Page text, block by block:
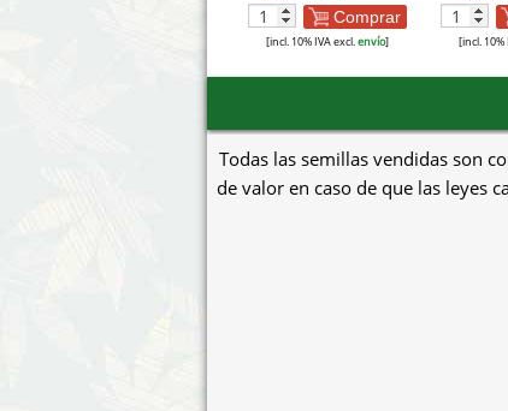
Comprar
[incl. 10% IVA excl.envío] [incl. 10%
Todas las semillas vendidas son
de valor en caso de que las leyes